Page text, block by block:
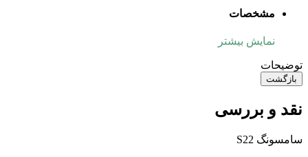
مشخصات
نمایش بیشتر
توضیحات
بازگشت
نقد و بررسی
سامسونگ S22